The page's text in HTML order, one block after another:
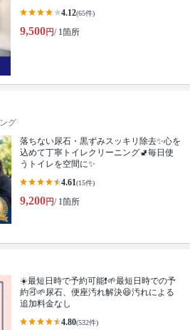
4.12(65件)
9,500円/ 1箇所
グ
落ちない尿石・黒ずみスッキリ除去✨心を
込めて丁寧トイレクリーニング🚽毎日使
うトイレを空間に✨
4.61(15件)
9,200円/ 1箇所
☀️最短日時で予約可能❗🌱最短日時での予
約🉑🌱尿石、便座汚れ解決😆汚れによる
追加料金なし
4.80(532件)